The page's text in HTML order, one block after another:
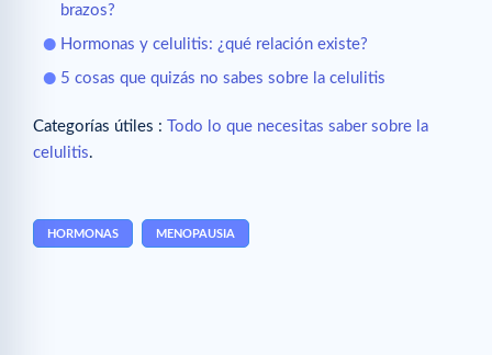
brazos?
Hormonas y celulitis: ¿qué relación existe?
5 cosas que quizás no sabes sobre la celulitis
Categorías útiles :
Todo lo que necesitas saber sobre la
celulitis.
HORMONAS MENOPAUSIA